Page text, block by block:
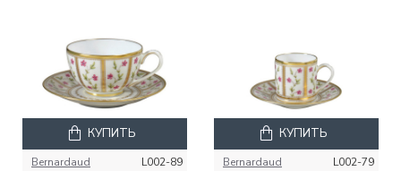
Bernardaud L002-89
КУПИТЬ
Bernardaud L002-79
КУПИТЬ